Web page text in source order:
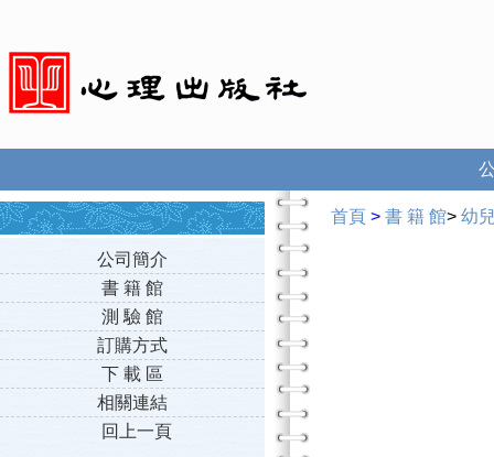
公司簡介
書 籍 館
測 驗 館
訂購方式
下 載 區
相關連結
回上一頁
首頁 > 書 籍 館> 幼